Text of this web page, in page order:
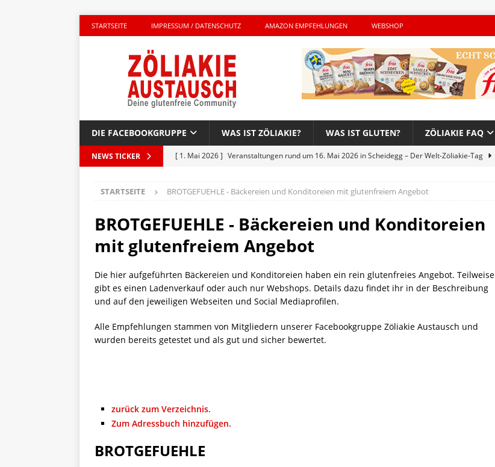
STARTSEITE IMPRESSUM / DATENSCHUTZ AMAZON EMPFEHLUNGEN WEBSHOP
DIE FACEBOOKGRUPPE WAS IST ZÖLIAKIE? WAS IST GLUTEN? ZÖLIAKIE FAQ
NEWS TICKER [ 1. Mai 2026 ] Veranstaltungen rund um 16. Mai 2026 in Scheidegg – Der Welt-Zöliakie-Tag
[ 27. April 2026 ] Komplett glutenfreie Woche bei Hans im Glück – Es geht auch 2026 weiter!
AKTIONEN
[ 23. April 2026 ]
Kinderbuch – Der unerwünschte Gast von Hendrikje Balsmeyer
[ 5. April 2026 ]
Verpackungen bei glutenfreien Produkten – Spagat zwischen Sicherheit und
Ökologie
ALLGEMEIN
ALLGEMEIN
STARTSEITE BROTGEFUEHLE - Bäckereien und Konditoreien mit glutenfreiem Angebot
BROTGEFUEHLE - Bäckereien und Konditoreien
mit glutenfreiem Angebot
Die hier aufgeführten Bäckereien und Konditoreien haben ein rein glutenfreies Angebot. Teilweise
gibt es einen Ladenverkauf oder auch nur Webshops. Details dazu findet ihr in der Beschreibung
und auf den jeweiligen Webseiten und Social Mediaprofilen.
Alle Empfehlungen stammen von Mitgliedern unserer Facebookgruppe Zöliakie Austausch und
wurden bereits getestet und als gut und sicher bewertet.
zurück zum Verzeichnis.
Zum Adressbuch hinzufügen.
BROTGEFUEHLE